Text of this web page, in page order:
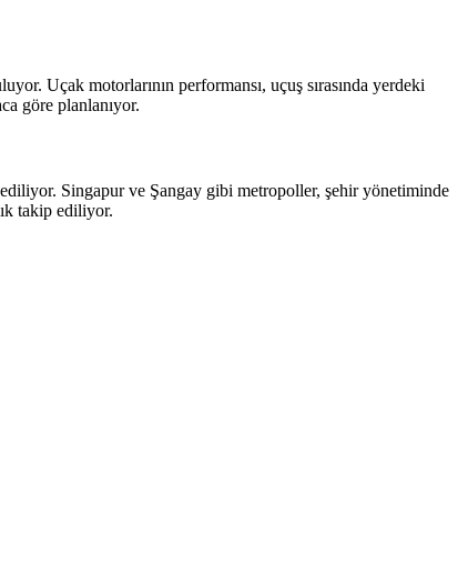
Uçak motorlarının performansı, uçuş sırasında yerdeki
göre planlanıyor.
Singapur ve Şangay gibi metropoller, şehir yönetiminde
takip ediliyor.